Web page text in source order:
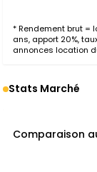
* Rendement brut =
ans, apport 20%,
annonces location
Stats Marché
Comparaison